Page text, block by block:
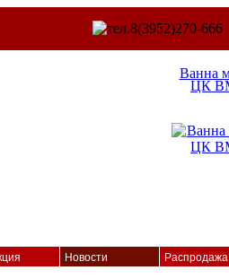
Ванна
ЦК
Новости Распродажа